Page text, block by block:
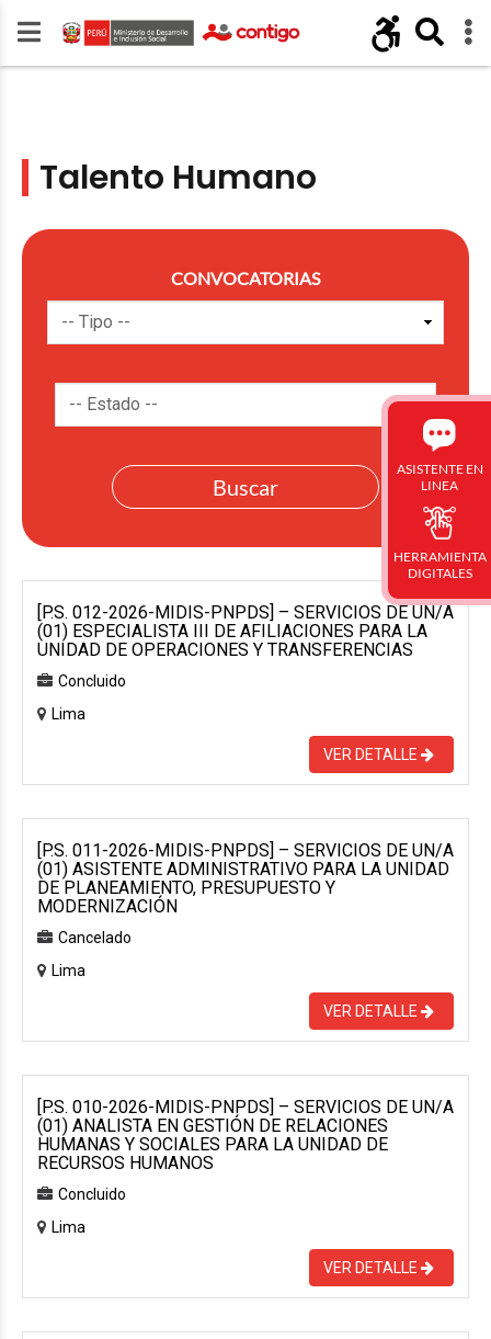
Talento Humano
CONVOCATORIAS
[P.S. 012-2026-MIDIS-PNPDS] – SERVICIOS DE UN/A
(01) ESPECIALISTA III DE AFILIACIONES PARA LA
UNIDAD DE OPERACIONES Y TRANSFERENCIAS
Concluido
Lima
VER DETALLE
[P.S. 011-2026-MIDIS-PNPDS] – SERVICIOS DE UN/A
(01) ASISTENTE ADMINISTRATIVO PARA LA UNIDAD
DE PLANEAMIENTO, PRESUPUESTO Y
MODERNIZACIÓN
Cancelado
Lima
VER DETALLE
[P.S. 010-2026-MIDIS-PNPDS] – SERVICIOS DE UN/A
(01) ANALISTA EN GESTIÓN DE RELACIONES
HUMANAS Y SOCIALES PARA LA UNIDAD DE
RECURSOS HUMANOS
Concluido
Lima
VER DETALLE
ASISTENTE EN
LINEA
HERRAMIENTA
DIGITALES